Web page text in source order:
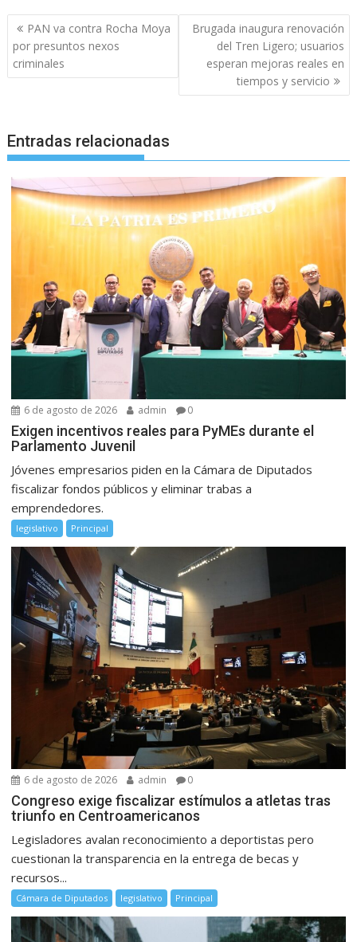
Navegación
de
entradas
PAN va contra Rocha Moya
por presuntos nexos
criminales
Brugada inaugura renovación
del Tren Ligero; usuarios
esperan mejoras reales en
tiempos y servicio
Entradas relacionadas
6 de agosto de 2026 admin 0
Exigen incentivos reales para PyMEs durante el
Parlamento Juvenil
Jóvenes empresarios piden en la Cámara de Diputados
fiscalizar fondos públicos y eliminar trabas a
emprendedores.
legislativo Principal
6 de agosto de 2026 admin 0
Congreso exige fiscalizar estímulos a atletas tras
triunfo en Centroamericanos
Legisladores avalan reconocimiento a deportistas pero
cuestionan la transparencia en la entrega de becas y
recursos...
Cámara de Diputados legislativo Principal